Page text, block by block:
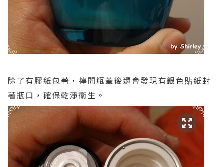
除了有膠紙包著，擰開瓶蓋後還會發現有銀色貼紙封
著瓶口，確保乾淨衛生。